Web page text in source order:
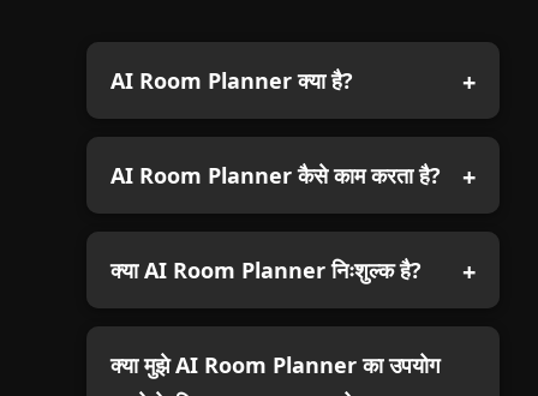
AI Room Planner क्या है?
AI Room Planner कैसे काम करता है?
क्या AI Room Planner निःशुल्क है?
क्या मुझे AI Room Planner का उपयोग